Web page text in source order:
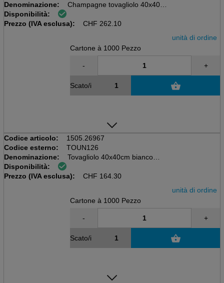
Denominazione:
Champagne tovagliolo 40x40cm
55 gm2, Airlaid
Disponibilità:
Prezzo (IVA esclusa):
CHF 262.10
unità di ordine
Cartone à 1000 Pezzo
- +
Scato/i
Codice articolo:
1505.26967
Codice esterno:
TOUN126
Denominazione:
Tovagliolo 40x40cm bianco
55 gm2, Airlaid
Disponibilità:
Prezzo (IVA esclusa):
CHF 164.30
unità di ordine
Cartone à 1000 Pezzo
- +
Scato/i